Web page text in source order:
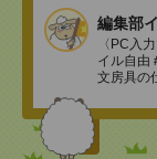
編集部
〈PC入
イル自由
文房具の